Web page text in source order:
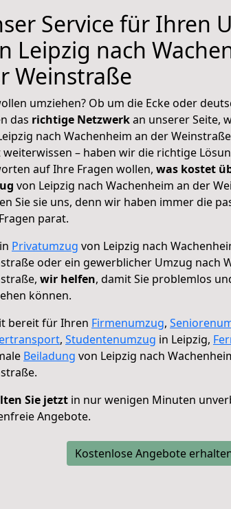
Service für Ihren
Leipzig nach
Weinstraße
umziehen? Ob um die Ecke oder
das richtige Netzwerkan unserer Seite,
nach Wachenheim an der
weiterwissen – haben wir die richtige
auf Ihre Fragen wollen, was kostet
von Leipzig nach Wachenheim an der
Sie sie uns, denn wir haben immer die
parat.
Privatumzug von Leipzig nach
oder ein gewerblicher Umzug nach
wir helfen, damit Sie problemlos
können.
bereit für Ihren Firmenumzug,
, Studentenumzug in Leipzig,
Beiladung von Leipzig nach
Sie jetzt in nur wenigen Minuten
Angebote.
Kostenlose Angebote